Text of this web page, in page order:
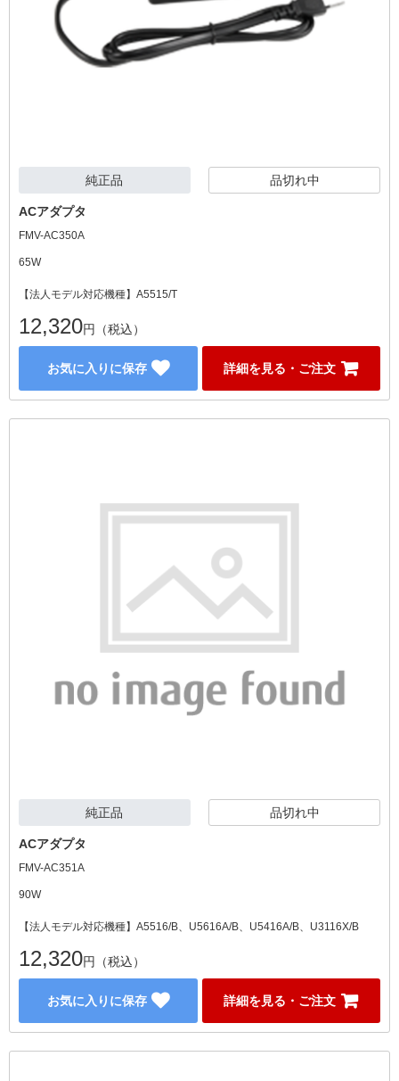
純正品 品切れ中
ACアダプタ
FMV-AC350A
65W
【法人モデル対応機種】A5515/T
12,320円（税込）
お気に入りに保存 詳細を見る・ご注文
純正品 品切れ中
ACアダプタ
FMV-AC351A
90W
【法人モデル対応機種】A5516/B、U5616A/B、U5416A/B、U3116X/B
12,320円（税込）
お気に入りに保存 詳細を見る・ご注文